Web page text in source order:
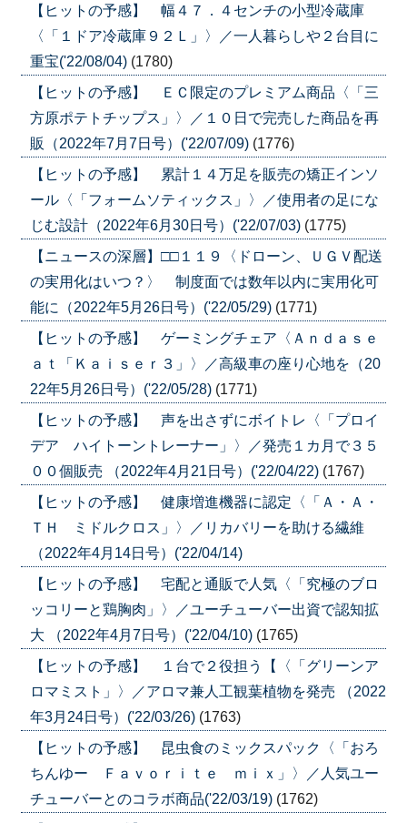
【ヒットの予感】 幅４７．４センチの小型冷蔵庫
〈「１ドア冷蔵庫９２Ｌ」〉／一人暮らしや２台目に
重宝('22/08/04) (1780)
【ヒットの予感】 ＥＣ限定のプレミアム商品〈「三
方原ポテトチップス」〉／１０日で完売した商品を再
販（2022年7月7日号）('22/07/09) (1776)
【ヒットの予感】 累計１４万足を販売の矯正インソ
ール〈「フォームソティックス」〉／使用者の足にな
じむ設計（2022年6月30日号）('22/07/03) (1775)
【ニュースの深層】□□１１９〈ドローン、ＵＧＶ配送
の実用化はいつ？〉 制度面では数年以内に実用化可
能に（2022年5月26日号）('22/05/29) (1771)
【ヒットの予感】 ゲーミングチェア〈Ａｎｄａｓｅ
ａｔ「Ｋａｉｓｅｒ３」〉／高級車の座り心地を（20
22年5月26日号）('22/05/28) (1771)
【ヒットの予感】 声を出さずにボイトレ〈「プロイ
デア ハイトーントレーナー」〉／発売１カ月で３５
００個販売 （2022年4月21日号）('22/04/22) (1767)
【ヒットの予感】 健康増進機器に認定〈「Ａ・Ａ・
ＴＨ ミドルクロス」〉／リカバリーを助ける繊維
（2022年4月14日号）('22/04/14)
【ヒットの予感】 宅配と通販で人気〈「究極のブロ
ッコリーと鶏胸肉」〉／ユーチューバー出資で認知拡
大 （2022年4月7日号）('22/04/10) (1765)
【ヒットの予感】 １台で２役担う【〈「グリーンア
ロマミスト」〉／アロマ兼人工観葉植物を発売 （2022
年3月24日号）('22/03/26) (1763)
【ヒットの予感】 昆虫食のミックスパック〈「おろ
ちんゆー Ｆａｖｏｒｉｔｅ ｍｉｘ」〉／人気ユー
チューバーとのコラボ商品('22/03/19) (1762)